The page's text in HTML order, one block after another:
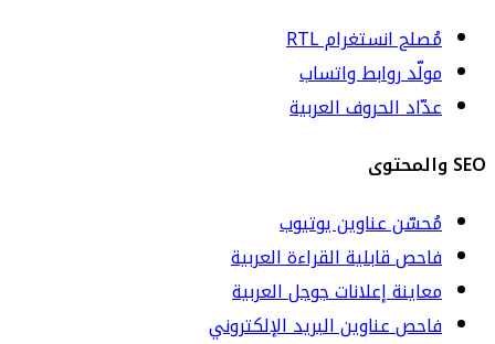
مُصلح انستغرام RTL
مولّد روابط واتساب
عدّاد الحروف العربية
SEO والمحتوى
مُحسّن عناوين يوتيوب
فاحص قابلية القراءة العربية
معاينة إعلانات جوجل العربية
فاحص عناوين البريد الإلكتروني